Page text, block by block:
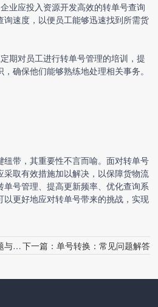
业应投入资源开发高效的转单号查询
询速度，以便员工能够迅速找到所需货
期对员工进行转单号管理的培训，提
确保他们能够熟练地处理相关事务。
带，其重要性不言而喻。面对转单号
取有效措施加以解决，以保障货物流
号管理、提高更新频率、优化查询系
更好地应对转单号带来的挑战，实现
案 下一篇： 单号转换：常见问题解答